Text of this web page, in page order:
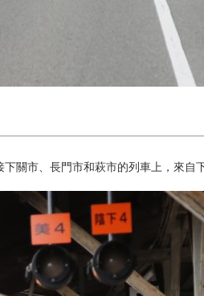
關市、長門市和萩市的列車上，來自